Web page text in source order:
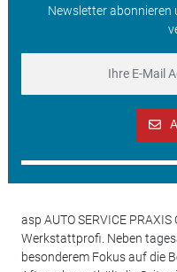
Newsletter abonnieren
asp AUTO SERVICE
Werkstattprofi. Neben
besonderem Fokus auf die